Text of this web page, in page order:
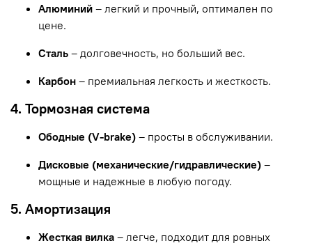
Алюминий – легкий и прочный, оптимален по
цене.
Сталь – долговечность, но больший вес.
Карбон – премиальная легкость и жесткость.
4. Тормозная система
Ободные (V-brake) – просты в обслуживании.
Дисковые (механические/гидравлические) –
мощные и надежные в любую погоду.
5. Амортизация
Жесткая вилка – легче, подходит для ровных